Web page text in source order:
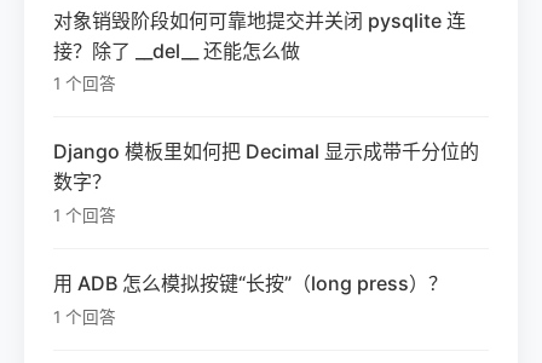
对象销毁阶段如何可靠地提交并关闭 pysqlite 连
接？除了 __del__ 还能怎么做
1 个回答
Django 模板里如何把 Decimal 显示成带千分位的
数字？
1 个回答
用 ADB 怎么模拟按键“长按”（long press）？
1 个回答